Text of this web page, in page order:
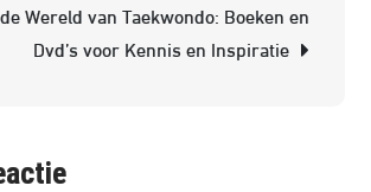
Wereld van Taekwondo: Boeken en
Dvd’s voor Kennis en Inspiratie